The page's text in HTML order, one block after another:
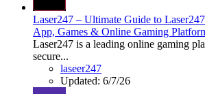
Laser247 – Ultimate Guide to
App, Games & Online Gaming
Laser247 is a leading online gaming
secure...
laseer247
Updated: 6/7/26